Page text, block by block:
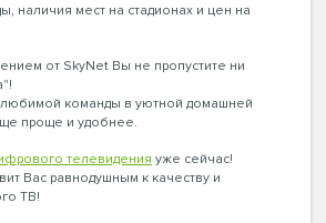
наличия мест на стадионах и цен на
от SkyNet Вы не пропустите ни
любимой команды в уютной домашней
проще и удобнее.
телевидения уже сейчас!
Вас равнодушным к качеству и
ТВ!